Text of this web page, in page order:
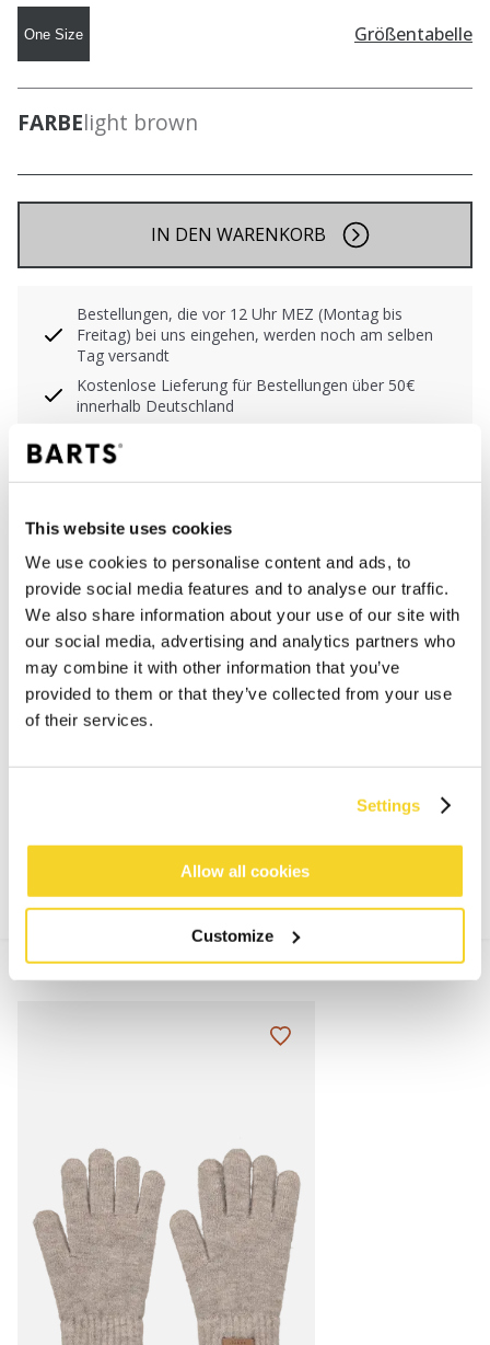
This website uses cookies
We use cookies to personalise content and ads, to
provide social media features and to analyse our traffic.
We also share information about your use of our site with
our social media, advertising and analytics partners who
may combine it with other information that you’ve
provided to them or that they’ve collected from your use
of their services.
Settings
Allow all cookies
Customize
One Size Größentabelle
FARBElight brown
IN DEN WARENKORB
Bestellungen, die vor 12 Uhr MEZ (Montag bis
Freitag) bei uns eingehen, werden noch am selben
Tag versandt
Kostenlose Lieferung für Bestellungen über 50€
innerhalb Deutschland
30 Tage Rückgaberecht
BESCHREIBUNG
Farbe gestreifte Mütze Damen
58% recyceltes Polyester
Höhere Passform
Weich und dehnbar
Fleece-Futter am Stirnband für zusätzlichen
Komfort und Wärme
MIX & MATCH